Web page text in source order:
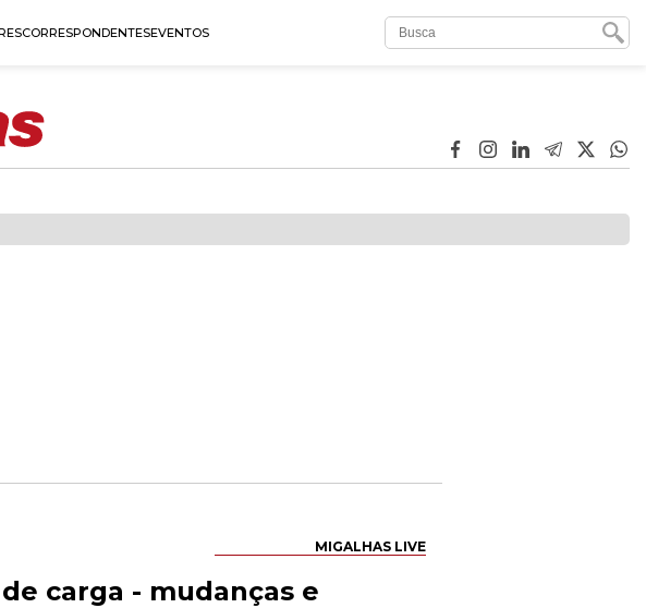
CORRESPONDENTESEVENTOS
MIGALHAS LIVE
carga - mudanças e